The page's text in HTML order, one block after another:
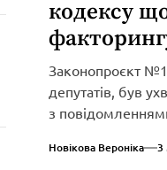
кодексу
Законопроєкт
депутатів, був
з
Новікова Вероніка 3